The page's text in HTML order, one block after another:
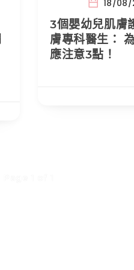
18/08/
3個嬰幼兒肌膚
膚專科醫生：
應注意3點！